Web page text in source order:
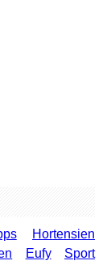
Hortensien
Eufy
Sport